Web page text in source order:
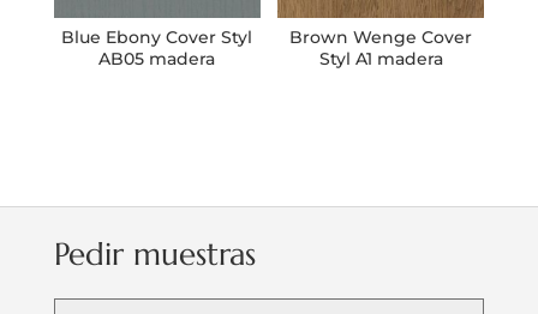
Blue Ebony Cover Styl
AB05 madera
Brown Wenge Cover
Styl A1 madera
Pedir muestras